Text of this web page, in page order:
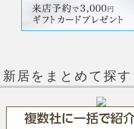
新居をまとめて探す